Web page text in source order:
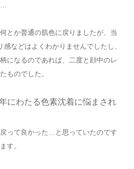
とか普通の肌色に戻りましたが、当
などはよくわかりませんでしたし、
になるのであれば、二度と顔中のレ
ものでした。
にわたる色素沈着に悩まされ
って良かった…と思っていたのです
す。